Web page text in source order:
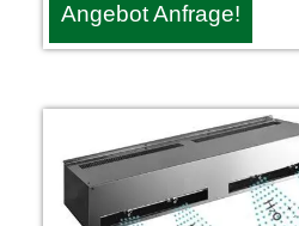
Angebot Anfrage!